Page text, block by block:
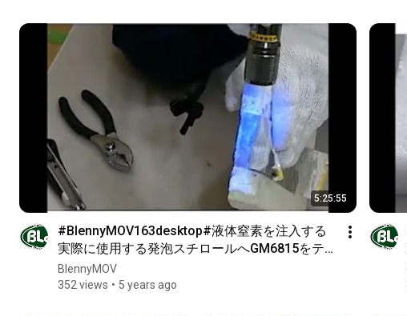
5:25:55
#BlennyMOV163desktop#液体窒素を注入する
実際に使用する発泡スチロールへGM6815をテス
ト施工一回目はコーティングのみ次にFRP貼りエ
ポキシ専用着色剤RZVで目視やFRP2th
BlennyMOV
352 views
5 years ago